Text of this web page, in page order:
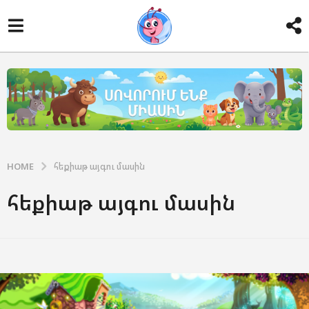
HOME հեքիաթ այգու մասին
հեքիաթ այգու մասին